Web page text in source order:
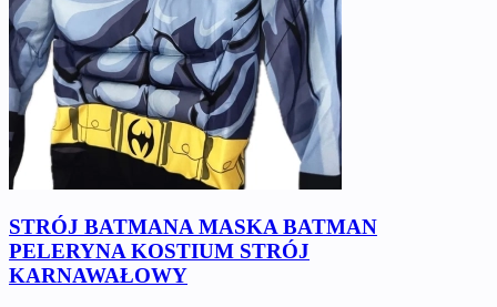
STRÓJ BATMANA MASKA BATMAN
PELERYNA KOSTIUM STRÓJ
KARNAWAŁOWY